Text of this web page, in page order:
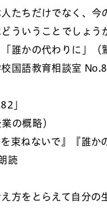
たちだけでなく、
ういうことでしょう
誰かの代わりに」（
国語教育相談室
」
の概略）
束ねないで』『誰か
読
方をとらえて自分の